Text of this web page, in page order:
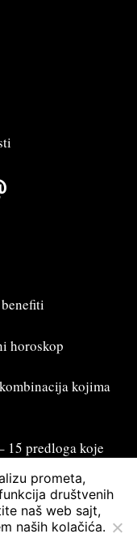
horoskop
kojima
15 predloga koje
prometa,
društvenih
naš web sajt,
naših kolačića.